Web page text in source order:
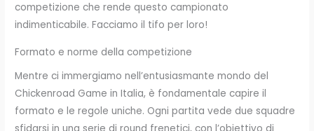
competizione che rende questo campionato
indimenticabile. Facciamo il tifo per loro!
Formato e norme della competizione
Mentre ci immergiamo nell’entusiasmante mondo del
Chickenroad Game in Italia, è fondamentale capire il
formato e le regole uniche. Ogni partita vede due squadre